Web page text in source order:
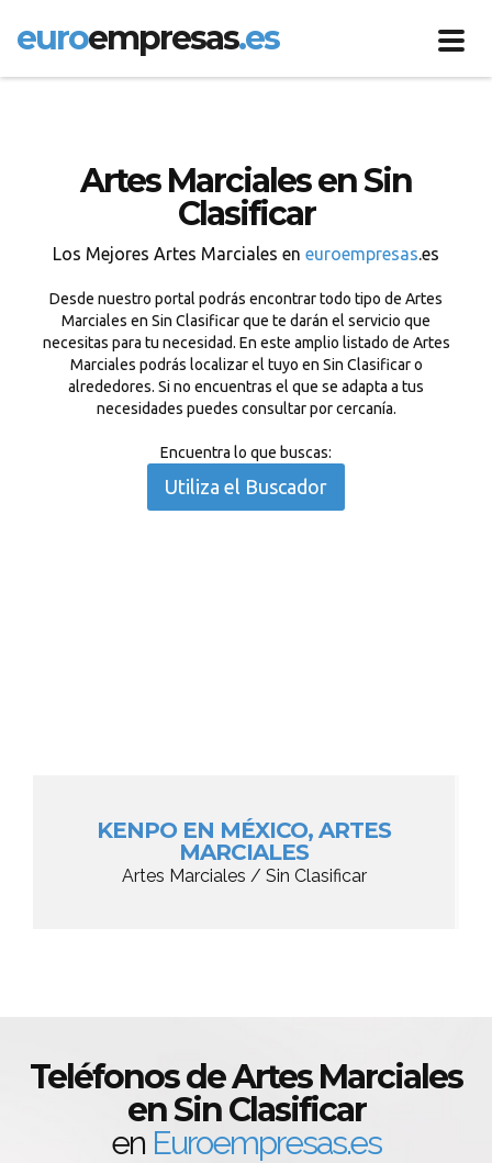
euroempresas.es
Artes Marciales en Sin
Clasificar
Los Mejores Artes Marciales en euroempresas.es
Desde nuestro portal podrás encontrar todo tipo de Artes
Marciales en Sin Clasificar que te darán el servicio que
necesitas para tu necesidad. En este amplio listado de Artes
Marciales podrás localizar el tuyo en Sin Clasificar o
alrededores. Si no encuentras el que se adapta a tus
necesidades puedes consultar por cercanía.
Encuentra lo que buscas:
Utiliza el Buscador
KENPO EN MÉXICO, ARTES
MARCIALES
Artes Marciales / Sin Clasificar
Teléfonos de Artes Marciales
en Sin Clasificar
en Euroempresas.es